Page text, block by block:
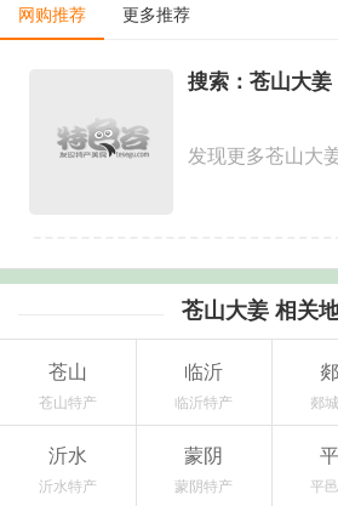
网购推荐 更多推荐
搜索：苍山大姜
发现更多苍山大
苍山大姜 相关
苍山
苍山特产
临沂
临沂特产 郯
沂水
沂水特产
蒙阴
蒙阴特产 平